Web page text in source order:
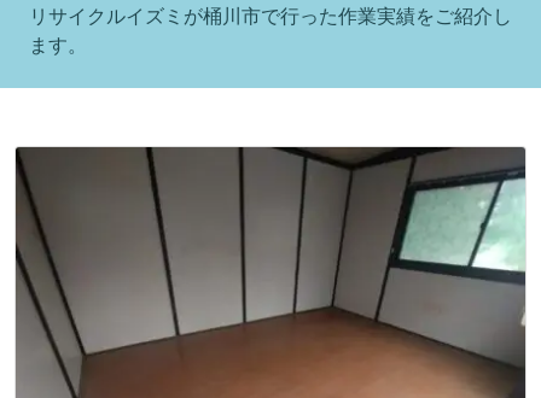
リサイクルイズミが桶川市で行った作業実績をご紹介し
ます。